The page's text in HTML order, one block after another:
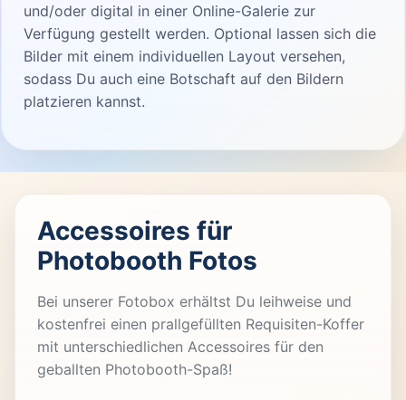
und/oder digital in einer Online-Galerie zur
Verfügung gestellt werden. Optional lassen sich die
Bilder mit einem individuellen Layout versehen,
sodass Du auch eine Botschaft auf den Bildern
platzieren kannst.
Accessoires für
Photobooth Fotos
Bei unserer Fotobox erhältst Du leihweise und
kostenfrei einen prallgefüllten Requisiten-Koffer
mit unterschiedlichen Accessoires für den
geballten Photobooth-Spaß!